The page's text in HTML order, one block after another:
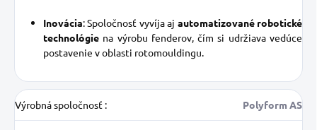
Inovácia: Spoločnosť vyvíja aj automatizované robotické
technológie na výrobu fenderov, čím si udržiava vedúce
postavenie v oblasti rotomouldingu.
Výrobná spoločnosť : Polyform AS